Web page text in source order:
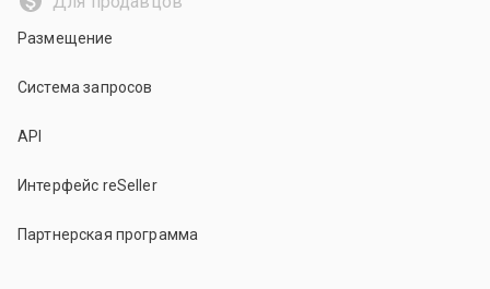
Размещение
Система запросов
API
Интерфейс reSeller
Партнерская программа